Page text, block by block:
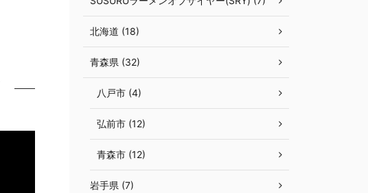
北海道 (18)
青森県 (32)
八戸市 (4)
弘前市 (12)
青森市 (12)
岩手県 (7)